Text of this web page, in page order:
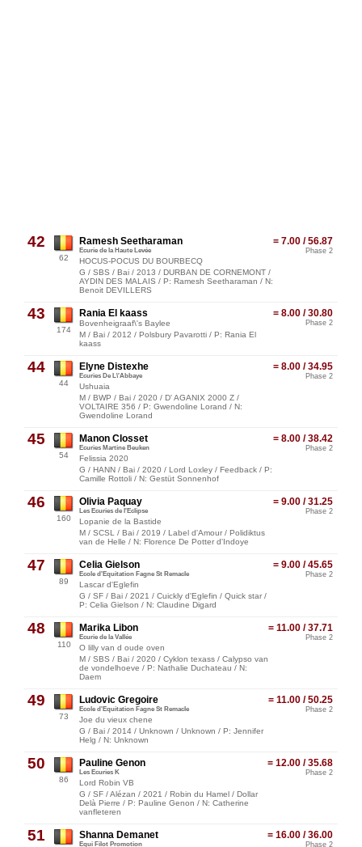
42
62
= 7.00 / 56.87
Phase 2
Ramesh Seetharaman
Ecurie de la Haute Levée
HOCUS-POCUS DU BOURBECQ
G / SBS / Bai / 2013 / DURBAN DE CORNEMONT /
AYDIN DES MALAIS / P: Ramesh Seetharaman / N:
Benoit DEVILLERS
43
174
= 8.00 / 30.80
Phase 2
Rania El kaass
Bovenheigraaf\'s Baylee
M / Bai / 2012 / Polsbury Pavarotti / P: Rania El
kaass
44
44
= 8.00 / 34.95
Phase 2
Elyne Distexhe
Ecuries De L\'Abbaye
Ushuaia
M / BWP / Bai / 2020 / D' AGANIX 2000 Z /
VOLTAIRE 356 / P: Gwendoline Lorand / N:
Gwendoline Lorand
45
54
= 8.00 / 38.42
Phase 2
Manon Closset
Ecuries Martine Beuken
Felissia 2020
G / HANN / Bai / 2020 / Lord Loxley / Feedback / P:
Camille Rottoli / N: Gestüt Sonnenhof
46
160
= 9.00 / 31.25
Phase 2
Olivia Paquay
Les Ecuries de l'Eclipse
Lopanie de la Bastide
M / SCSL / Bai / 2019 / Label d'Amour / Polidiktus
van de Helle / N: Florence De Potter d'Indoye
47
89
= 9.00 / 45.65
Phase 2
Celia Gielson
Ecole d'Equitation Fagne St Remacle
Lascar d'Eglefin
G / SF / Bai / 2021 / Cuickly d'Eglefin / Quick star /
P: Celia Gielson / N: Claudine Digard
48
110
= 11.00 / 37.71
Phase 2
Marika Libon
Ecurie de la Vallée
O lilly van d oude oven
M / SBS / Bai / 2020 / Cyklon texass / Calypso van
de vondelhoeve / P: Nathalie Duchateau / N:
Daem
49
73
= 11.00 / 50.25
Phase 2
Ludovic Gregoire
Ecole d'Equitation Fagne St Remacle
Joe du vieux chene
G / Bai / 2014 / Unknown / Unknown / P: Jennifer
Helg / N: Unknown
50
86
= 12.00 / 35.68
Phase 2
Pauline Genon
Les Ecuries K
Lord Robin VB
G / SF / Alézan / 2021 / Robin du Hamel / Dollar
Delà Pierre / P: Pauline Genon / N: Catherine
vanfleteren
51 = 16.00 / 36.00
Phase 2
Shanna Demanet
Equi Filot Promotion